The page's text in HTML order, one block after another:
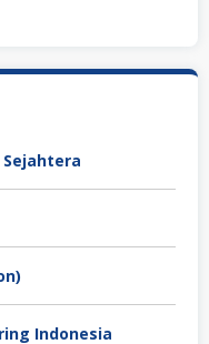
Sejahtera
Indonesia